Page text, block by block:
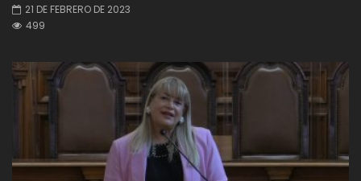
21 DE FEBRERO DE 2023
499